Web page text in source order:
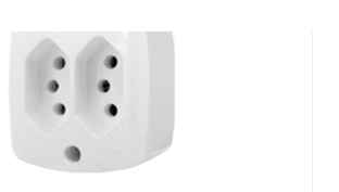
8º
9
10